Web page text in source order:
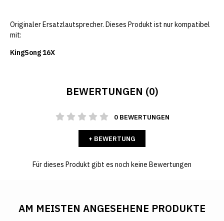
Originaler Ersatzlautsprecher. Dieses Produkt ist nur kompatibel
mit:
KingSong 16X
BEWERTUNGEN (0)
0 BEWERTUNGEN
+ BEWERTUNG
Für dieses Produkt gibt es noch keine Bewertungen
AM MEISTEN ANGESEHENE PRODUKTE